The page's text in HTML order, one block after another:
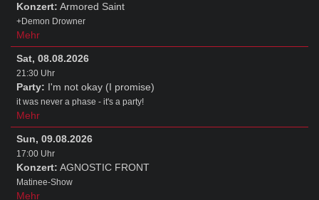
Konzert: Armored Saint
+Demon Drowner
Mehr
Sat, 08.08.2026
21:30 Uhr
Party: I'm not okay (I promise)
it was never a phase - it's a party!
Mehr
Sun, 09.08.2026
17:00 Uhr
Konzert: AGNOSTIC FRONT
Matinee-Show
Mehr